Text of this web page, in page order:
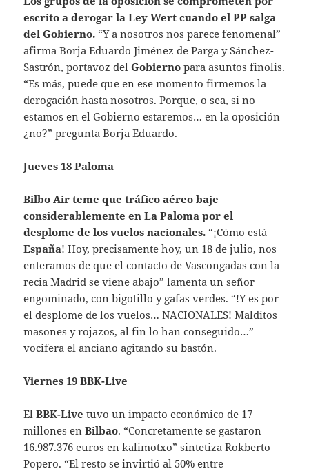
escrito a derogar la Ley Wert cuando el PP salga
del Gobierno. “Y a nosotros nos parece fenomenal”
afirma Borja Eduardo Jiménez de Parga y Sánchez-
Sastrón, portavoz delGobierno para asuntos finolis.
“Es más, puede que en ese momento firmemos la
derogación hasta nosotros. Porque, o sea, si no
estamos en el Gobierno estaremos… en la oposición
¿no?” pregunta Borja Eduardo.
Jueves 18 Paloma
Bilbo Air teme que tráfico aéreo baje
considerablemente en La Paloma por el
desplome de los vuelos nacionales. “¡Cómo está
España! Hoy, precisamente hoy, un 18 de julio, nos
enteramos de que el contacto de Vascongadas con la
recia Madrid se viene abajo” lamenta un señor
engominado, con bigotillo y gafas verdes. “!Y es por
el desplome de los vuelos… NACIONALES! Malditos
masones y rojazos, al fin lo han conseguido…”
vocifera el anciano agitando su bastón.
Viernes 19 BBK-Live
ElBBK-Live tuvo un impacto económico de 17
millones en Bilbao. “Concretamente se gastaron
16.987.376 euros en kalimotxo” sintetiza Rokberto
Popero. “El resto se invirtió al 50% entre